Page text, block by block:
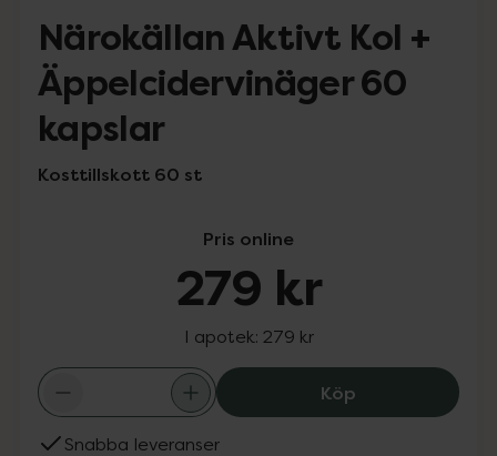
Närokällan Aktivt Kol +
Äppelcidervinäger 60
kapslar
Kosttillskott 60 st
Pris online
279 kr
I apotek: 279 kr
KöpNärokällan
Snabba leveranser